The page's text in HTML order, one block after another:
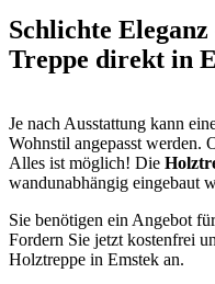
Schlichte
Treppe direkt in
Je nach Ausstattung kann
Wohnstil angepasst werden.
Alles ist möglich! Die
wandunabhängig eingebaut
Sie benötigen ein Angebot
Fordern Sie jetzt kostenfrei
Holztreppe in Emstek an.